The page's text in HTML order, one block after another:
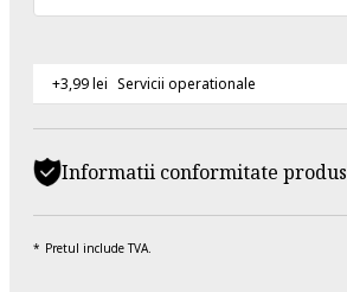
+3,99 lei Servicii operationale
Informatii conformitate produs
Pretul include TVA.